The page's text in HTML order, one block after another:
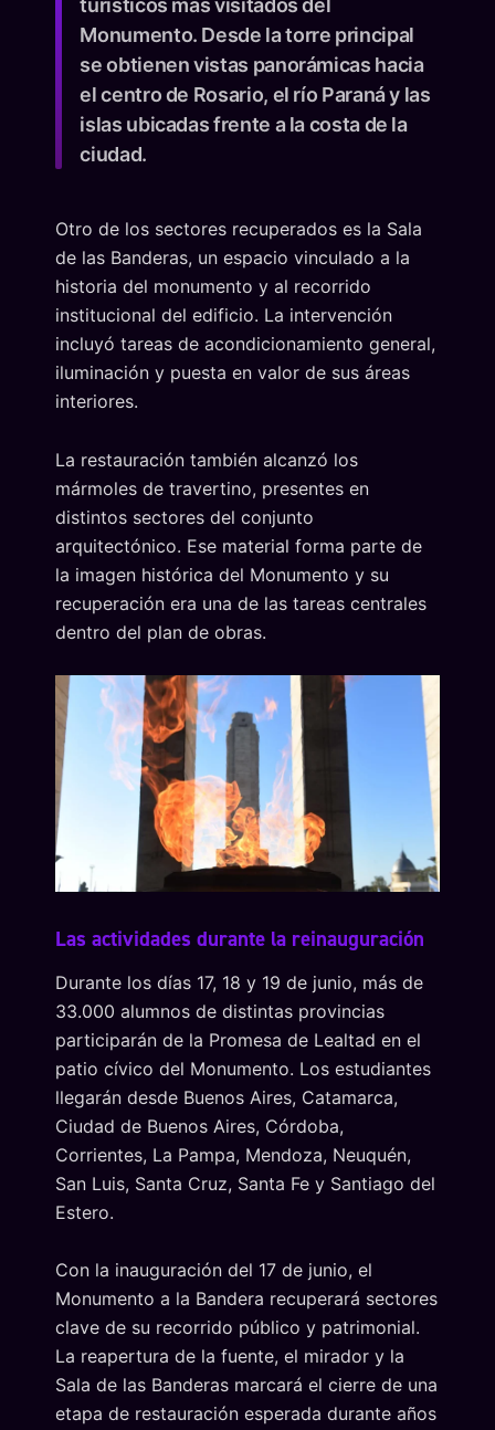
turísticos más visitados del
Monumento. Desde la torre principal
se obtienen vistas panorámicas hacia
el centro de Rosario, el río Paraná y las
islas ubicadas frente a la costa de la
ciudad.
Otro de los sectores recuperados es la Sala
de las Banderas, un espacio vinculado a la
historia del monumento y al recorrido
institucional del edificio. La intervención
incluyó tareas de acondicionamiento general,
iluminación y puesta en valor de sus áreas
interiores.
La restauración también alcanzó los
mármoles de travertino, presentes en
distintos sectores del conjunto
arquitectónico. Ese material forma parte de
la imagen histórica del Monumento y su
recuperación era una de las tareas centrales
dentro del plan de obras.
Las actividades durante la reinauguración
Durante los días 17, 18 y 19 de junio, más de
33.000 alumnos de distintas provincias
participarán de la Promesa de Lealtad en el
patio cívico del Monumento. Los estudiantes
llegarán desde Buenos Aires, Catamarca,
Ciudad de Buenos Aires, Córdoba,
Corrientes, La Pampa, Mendoza, Neuquén,
San Luis, Santa Cruz, Santa Fe y Santiago del
Estero.
Con la inauguración del 17 de junio, el
Monumento a la Bandera recuperará sectores
clave de su recorrido público y patrimonial.
La reapertura de la fuente, el mirador y la
Sala de las Banderas marcará el cierre de una
etapa de restauración esperada durante años